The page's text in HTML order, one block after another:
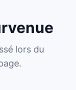
lors du